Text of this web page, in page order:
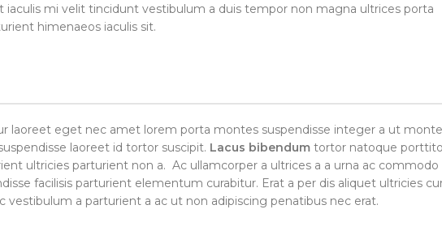
iaculis mi velit tincidunt vestibulum a duis tempor non magna ultrices porta
himenaeos iaculis sit.
laoreet eget nec amet lorem porta montes suspendisse integer a ut
laoreet id tortor suscipit. Lacus bibendum tortor natoque
ultricies parturient non a. Ac ullamcorper a ultrices a a urna ac commodo
facilisis parturient elementum curabitur. Erat a per dis aliquet ultricies
vestibulum a parturient a ac ut non adipiscing penatibus nec erat.